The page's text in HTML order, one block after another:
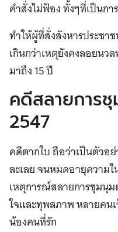
คำสั่งไม่ฟ้อง ทั้งๆที่เป็นก
ทำให้ผู้ที่สั่งสังหารประชา
เกินกว่าเหตุยังคงลอยน
มาถึง 15 ปี
คดีสลายการ
2547
คดีตากใบ ถือว่าเป็นตัวอ
ละเลย จนหมดอายุความ
เหตุการณ์สลายการชุมนุ
ใจและทุพลภาพ หลายค
น้องคนที่รัก